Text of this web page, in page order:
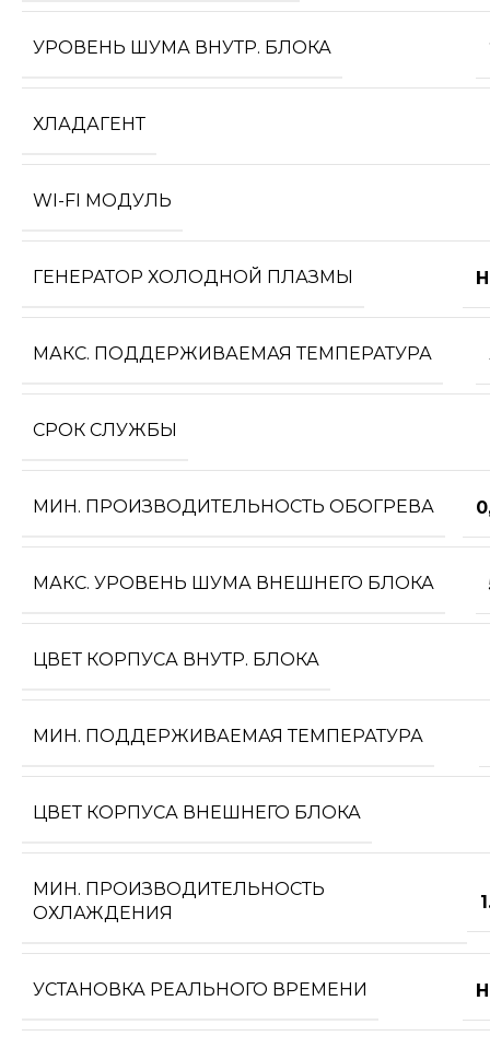
УРОВЕНЬ ШУМА ВНУТР. БЛОКА
ХЛАДАГЕНТ
WI-FI МОДУЛЬ
ГЕНЕРАТОР ХОЛОДНОЙ ПЛАЗМЫ
МАКС. ПОДДЕРЖИВАЕМАЯ ТЕМПЕРАТУРА
СРОК СЛУЖБЫ
МИН. ПРОИЗВОДИТЕЛЬНОСТЬ ОБОГРЕВА
МАКС. УРОВЕНЬ ШУМА ВНЕШНЕГО БЛОКА
ЦВЕТ КОРПУСА ВНУТР. БЛОКА
МИН. ПОДДЕРЖИВАЕМАЯ ТЕМПЕРАТУРА
ЦВЕТ КОРПУСА ВНЕШНЕГО БЛОКА
МИН. ПРОИЗВОДИТЕЛЬНОСТЬ
ОХЛАЖДЕНИЯ
УСТАНОВКА РЕАЛЬНОГО ВРЕМЕНИ